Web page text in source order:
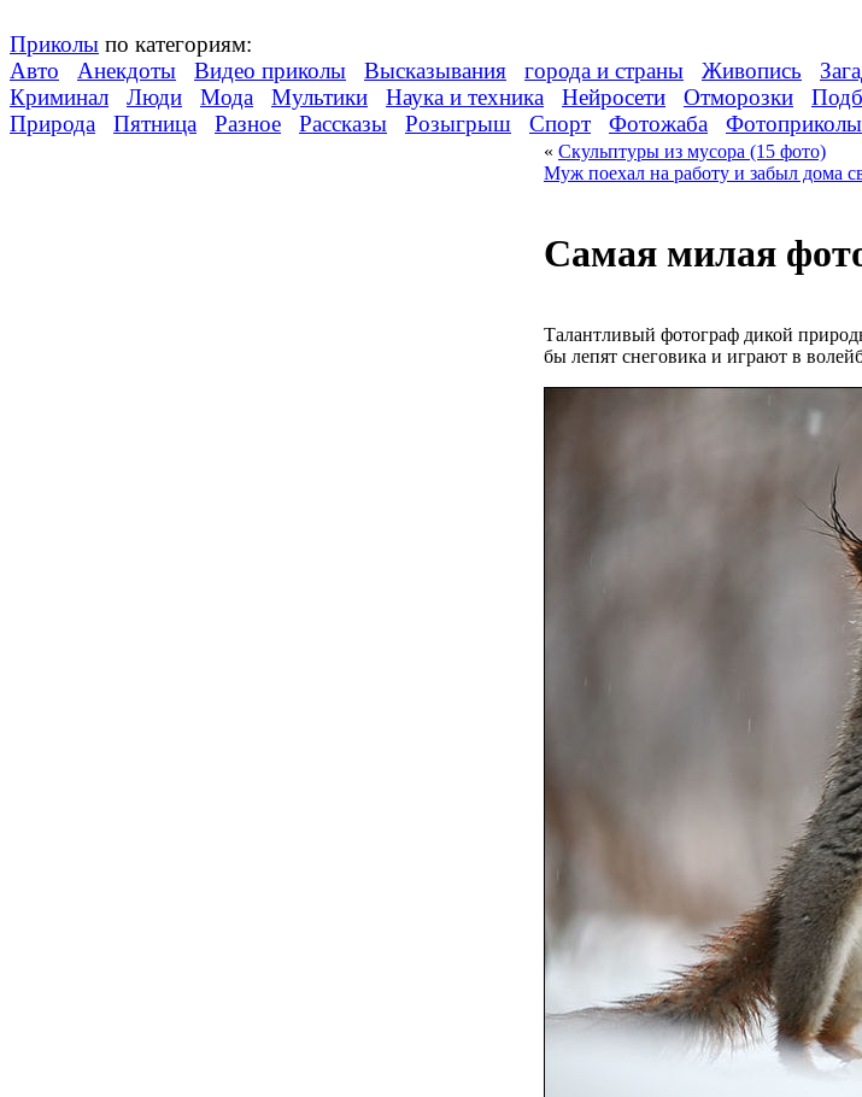
Приколы по категориям:
Авто
Анекдоты Видео приколы Высказывания города и страны Живопись
Криминал
Люди Мода Мультики Наука и техника Нейросети Отморозки
Природа
Пятница Разное Рассказы Розыгрыш Спорт Фотожаба Фотоприколы
« Скульптуры из мусора (15 фото)
Муж поехал на работу и забыл дома
Самая милая
Талантливый фотограф дикой
бы лепят снеговика и играют в